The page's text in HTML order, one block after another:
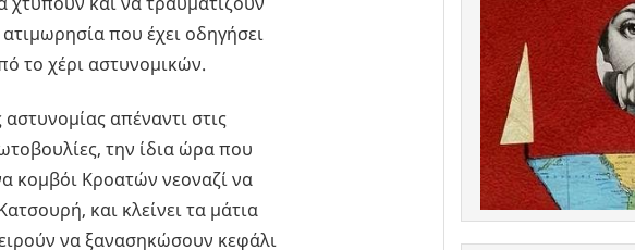
που έχει οδηγήσει
το χέρι αστυνομικών.
απέναντι στις
την ίδια ώρα που
κομβόι Κροατών νεοναζί να
και κλείνει τα μάτια
να ξανασηκώσουν κεφάλι